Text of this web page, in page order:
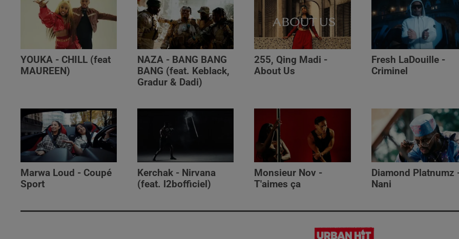
YOUKA - CHILL (feat
MAUREEN)
NAZA - BANG BANG
BANG (feat. Keblack,
Gradur & Dadi)
255, Qing Madi -
About Us
Fresh LaDouille -
Criminel
Marwa Loud - Coupé
Sport
Kerchak - Nirvana
(feat. ‪l2bofficiel‬)
Monsieur Nov -
T'aimes ça
Diamond Platnumz
Nani